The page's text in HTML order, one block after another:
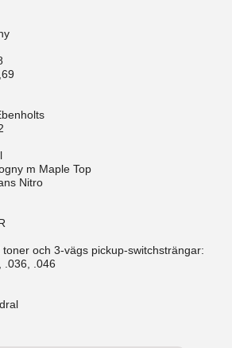
m Maple Top
Nitro
och 3-vägs pickup-switchsträngar:
.036, .046